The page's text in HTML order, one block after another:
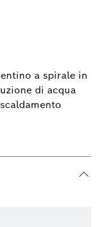
a spirale in
di acqua